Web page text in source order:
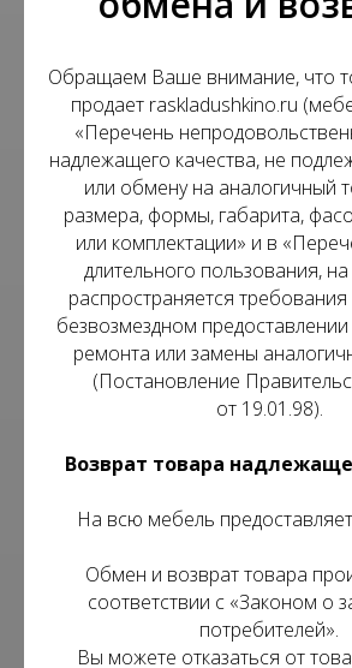
Обращаем Ваше внимание, что
продает raskladushkino.ru
«Перечень
надлежащего качества, не
или обмену на аналогичный
размера, формы, габарита,
или комплектации» и в
длительного пользования,
распространяется требования
безвозмездном
ремонта или замены
(Постановление
от 19.01.98).
Возврат товара
На всю мебель
Обмен и возврат товара
соответствии с «Законом о
потребителей».
Вы можете отказаться от